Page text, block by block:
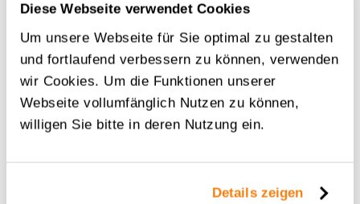
Diese Webseite verwendet Cookies
Um unsere Webseite für Sie optimal zu gestalten
und fortlaufend verbessern zu können, verwenden
wir Cookies. Um die Funktionen unserer
Webseite vollumfänglich Nutzen zu können,
willigen Sie bitte in deren Nutzung ein.
Details zeigen
Zertifizierung für SAP S/4HANA Cloud